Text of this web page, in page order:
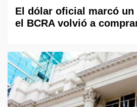
El dólar oficial marcó un
el BCRA volvió a